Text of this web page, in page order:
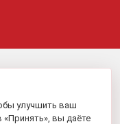
улучшить ваш
«Принять», вы даёте